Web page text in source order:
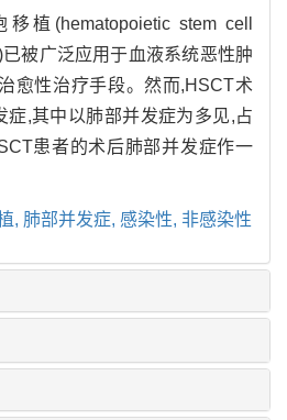
植(hematopoietic stem cell
被广泛应用于血液系统恶性肿
愈性治疗手段。然而,HSCT术
症,其中以肺部并发症为多见,占
患者的术后肺部并发症作一
, 肺部并发症, 感染性, 非感染性